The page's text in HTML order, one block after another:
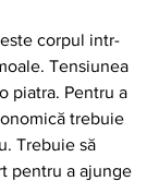
corpul intr-
Tensiunea
piatra. Pentru a
trebuie
Trebuie să
pentru a ajunge